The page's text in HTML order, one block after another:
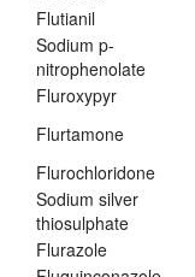
Flutianil
Sodium p-
nitrophenolate
Fluroxypyr
Flurtamone
Flurochloridone
Sodium silver
thiosulphate
Flurazole